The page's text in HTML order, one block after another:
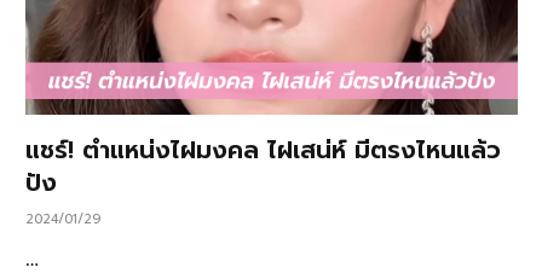
แชร์! ตำแหน่งไฝมงคล ไฝเสน่ห์ มีตรงไหนแล้ว
ปัง
2024/01/29
…